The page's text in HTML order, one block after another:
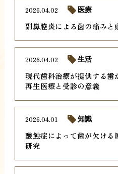
副鼻腔炎による歯の痛みと
2026.04.02 医療
現代歯科治療が提供する歯
再生医療と受診の意義
2026.04.02 生活
酸蝕症によって歯が欠ける
研究
2026.04.01 知識